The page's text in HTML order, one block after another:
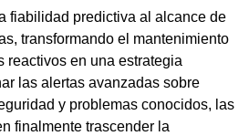
fiabilidad predictiva al alcance de
transformando el mantenimiento
reactivos en una estrategia
las alertas avanzadas sobre
y problemas conocidos, las
finalmente trascender la